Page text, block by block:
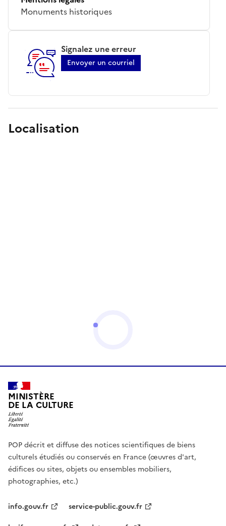
Monuments historiques
Signalez une erreur
Envoyer un courriel
Localisation
MINISTÈRE
DE LA CULTURE
POP décrit et diffuse des notices scientifiques de biens
culturels étudiés ou conservés en France (œuvres d'art,
édifices ou sites, objets ou ensembles mobiliers,
photographies, etc.)
info.gouv.fr
service-public.gouv.fr